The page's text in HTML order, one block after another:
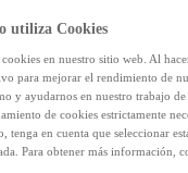
junio 2025
creció en 76.720
lo que supuso a su
al mismo periodo de 2024.
a nivel histórico con
meses. Ya van 15 meses
los 21 millones.
un 4,5% interanual,
aumenta un 7,2% y
utiliza Cookies
cookies en nuestro sitio web. Al
para mejorar el rendimiento de
y ayudarnos en nuestro trabajo
de cookies estrictamente
tenga en cuenta que seleccionar
Para obtener más información,